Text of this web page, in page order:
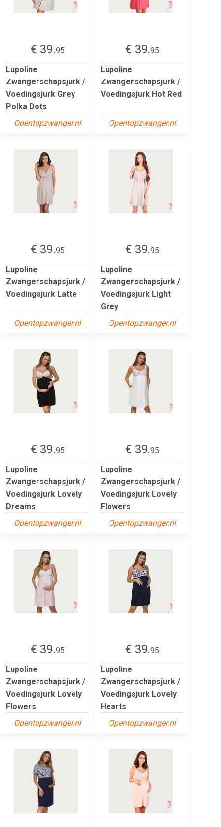
€ 39.95
Lupoline
Zwangerschapsjurk /
Voedingsjurk Grey
Polka Dots
Opentopzwanger.nl
€ 39.95
Lupoline
Zwangerschapsjurk /
Voedingsjurk Hot Red
Opentopzwanger.nl
€ 39.95
Lupoline
Zwangerschapsjurk /
Voedingsjurk Latte
Opentopzwanger.nl
€ 39.95
Lupoline
Zwangerschapsjurk /
Voedingsjurk Light
Grey
Opentopzwanger.nl
€ 39.95
Lupoline
Zwangerschapsjurk /
Voedingsjurk Lovely
Dreams
Opentopzwanger.nl
€ 39.95
Lupoline
Zwangerschapsjurk /
Voedingsjurk Lovely
Flowers
Opentopzwanger.nl
€ 39.95
Lupoline
Zwangerschapsjurk /
Voedingsjurk Lovely
Flowers
Opentopzwanger.nl
€ 39.95
Lupoline
Zwangerschapsjurk /
Voedingsjurk Lovely
Hearts
Opentopzwanger.nl